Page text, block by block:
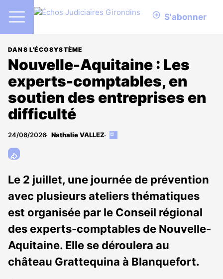
S'abonner
DANS L'ÉCOSYSTÈME
Nouvelle-Aquitaine : Les
experts-comptables, en
soutien des entreprises en
difficulté
24/06/2026 Nathalie VALLEZ
Cet
abonnés
Le 2 juillet, une journée de prévention
avec plusieurs ateliers thématiques
est organisée par le Conseil régional
des experts-comptables de Nouvelle-
Aquitaine. Elle se déroulera au
château Grattequina à Blanquefort.